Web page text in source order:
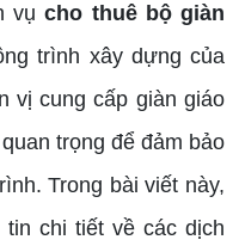
vụcho thuê bộ giàn
trình xây dựng của
vị cung cấp giàn giáo
trọng để đảm bảo
Trong bài viết này,
chi tiết về các dịch